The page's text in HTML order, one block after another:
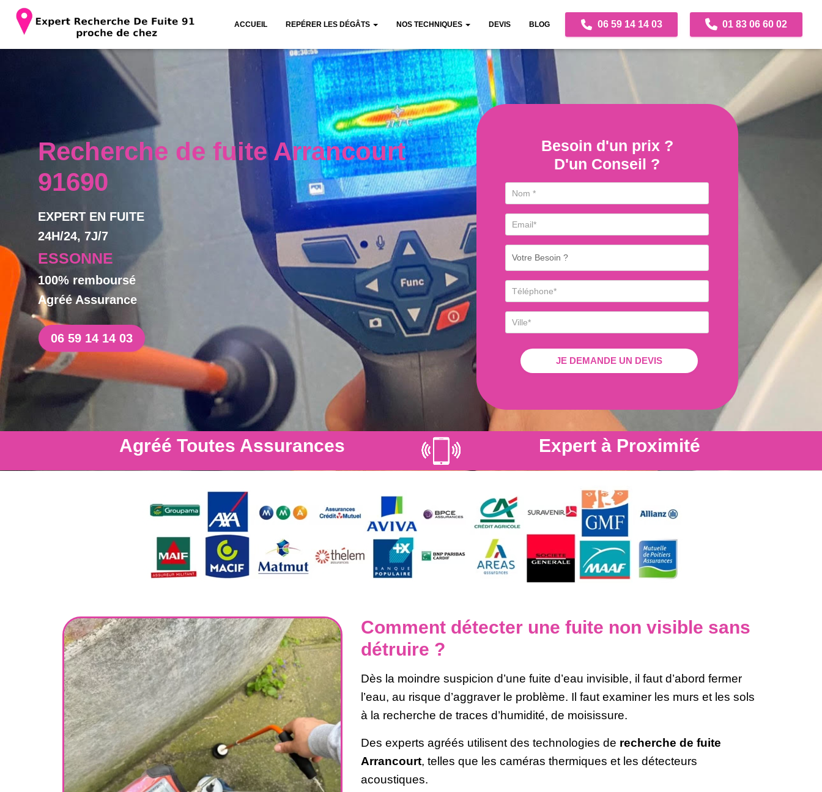
ACCUEIL REPÉRER LES DÉGÂTS NOS TECHNIQUES DEVIS BLOG 06 59 14 14 03 01 83 06 60 02
Recherche de fuite Arrancourt
91690
EXPERT EN FUITE
24H/24, 7J/7
ESSONNE
100% remboursé
Agréé Assurance
06 59 14 14 03
Besoin d'un prix ?
D'un Conseil ?
Agréé Toutes Assurances Expert à Proximité
Comment détecter une fuite non visible sans
détruire ?
Dès la moindre suspicion d’une fuite d’eau invisible, il faut d’abord fermer
l’eau, au risque d’aggraver le problème. Il faut examiner les murs et les sols
à la recherche de traces d’humidité, de moisissure.
Des experts agréés utilisent des technologies de recherche de fuite
Arrancourt, telles que les caméras thermiques et les détecteurs
acoustiques.